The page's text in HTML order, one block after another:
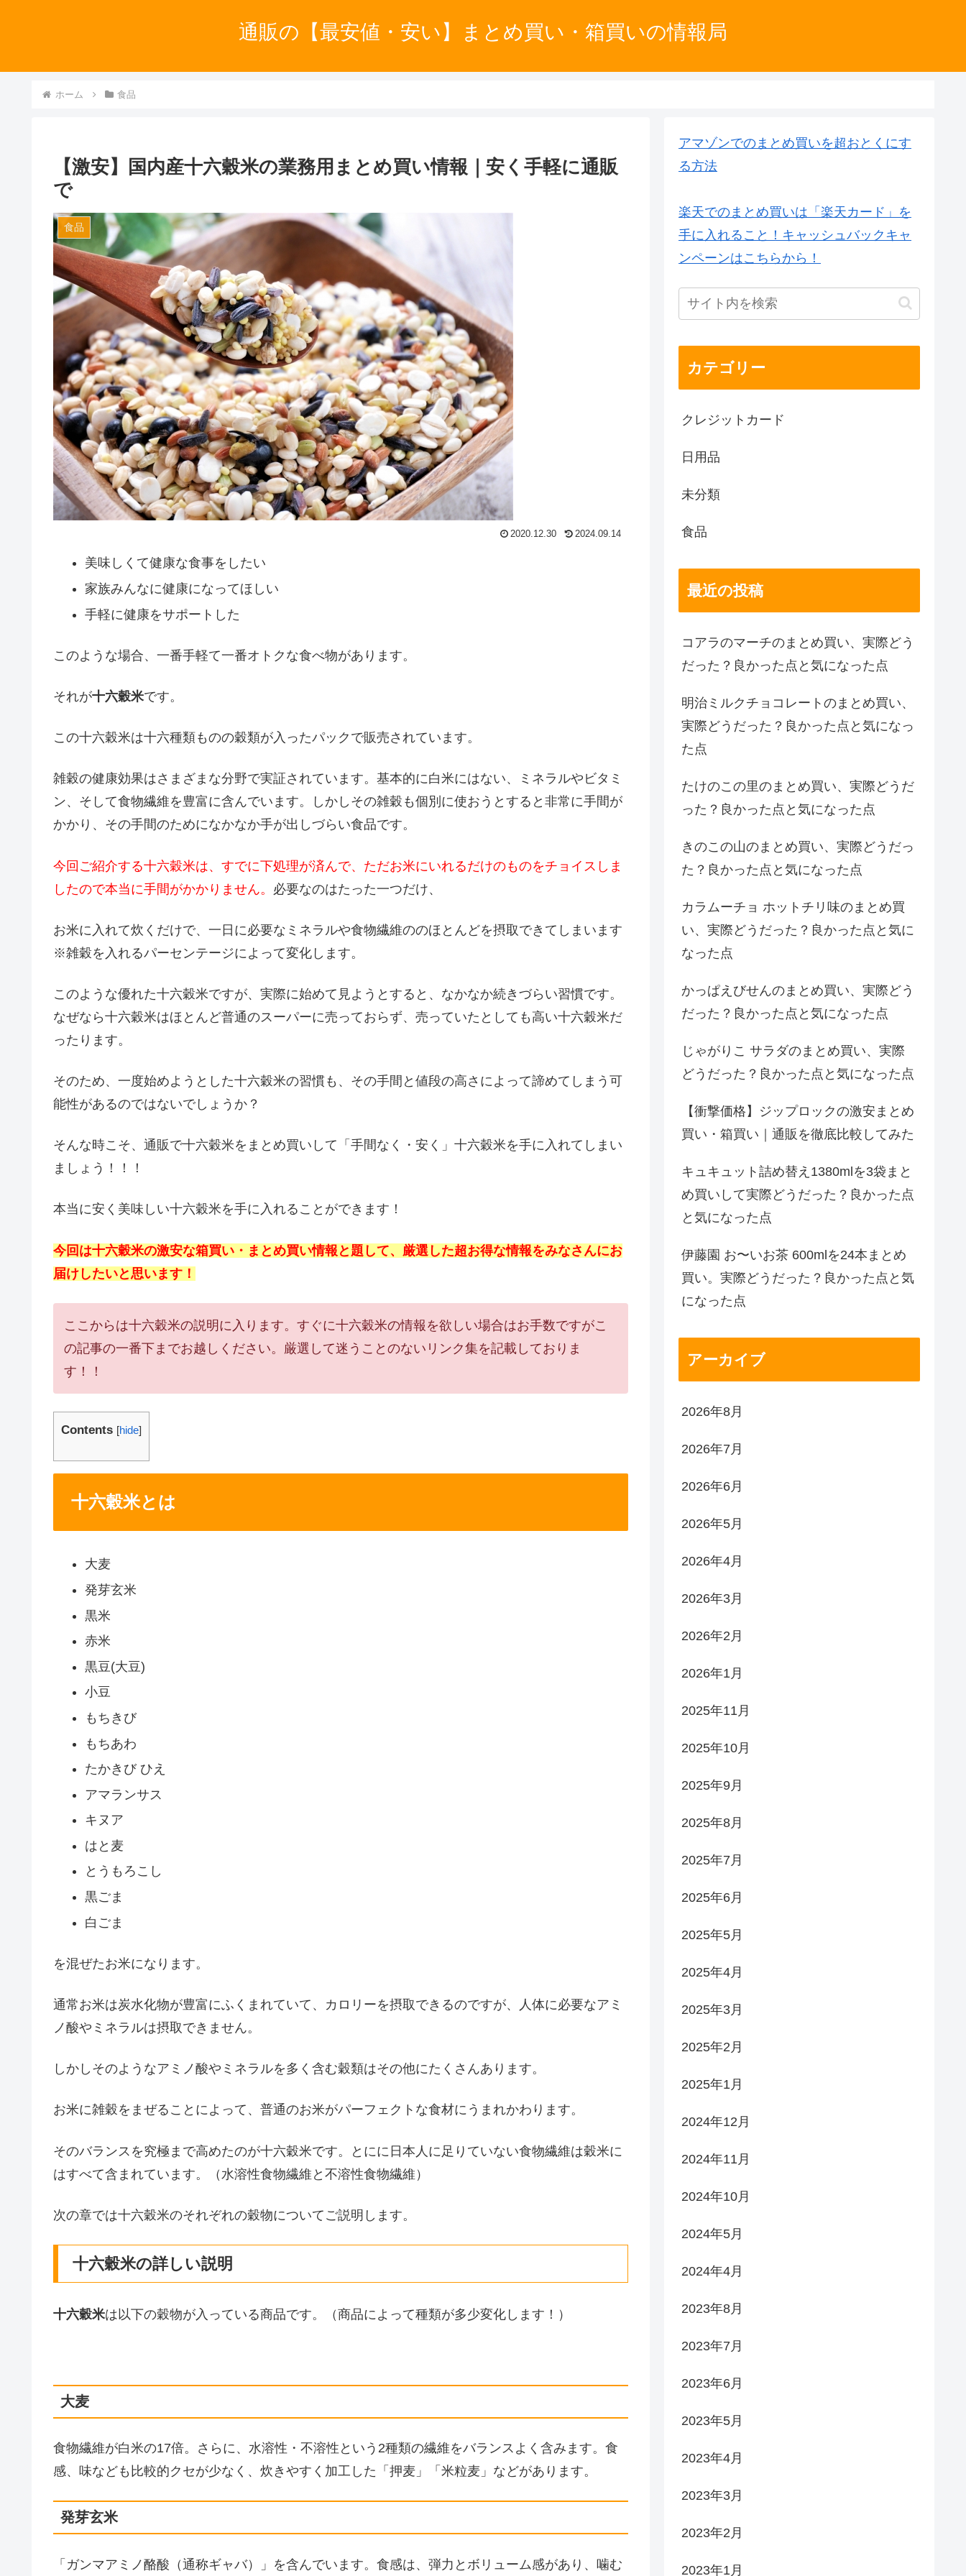
通販の【最安値・安い】まとめ買い・箱買いの情報局
ホーム 食品
【激安】国内産十六穀米の業務用まとめ買い情報｜安く手軽に通販
で
食品
2020.12.30 2024.09.14
美味しくて健康な食事をしたい
家族みんなに健康になってほしい
手軽に健康をサポートした
このような場合、一番手軽て一番オトクな食べ物があります。
それが十六穀米です。
この十六穀米は十六種類ものの穀類が入ったパックで販売されています。
雑穀の健康効果はさまざまな分野で実証されています。基本的に白米にはない、ミネラルやビタミ
ン、そして食物繊維を豊富に含んでいます。しかしその雑穀も個別に使おうとすると非常に手間が
かかり、その手間のためになかなか手が出しづらい食品です。
今回ご紹介する十六穀米は、すでに下処理が済んで、ただお米にいれるだけのものをチョイスしま
したので本当に手間がかかりません。 必要なのはたった一つだけ、
お米に入れて炊くだけで、一日に必要なミネラルや食物繊維ののほとんどを摂取できてしまいます
※雑穀を入れるパーセンテージによって変化します。
このような優れた十六穀米ですが、実際に始めて見ようとすると、なかなか続きづらい習慣です。
なぜなら十六穀米はほとんど普通のスーパーに売っておらず、売っていたとしても高い十六穀米だ
ったります。
そのため、一度始めようとした十六穀米の習慣も、その手間と値段の高さによって諦めてしまう可
能性があるのではないでしょうか？
そんな時こそ、通販で十六穀米をまとめ買いして「手間なく・安く」十六穀米を手に入れてしまい
ましょう！！！
本当に安く美味しい十六穀米を手に入れることができます！
今回は十六穀米の激安な箱買い・まとめ買い情報と題して、厳選した超お得な情報をみなさんにお
届けしたいと思います！
ここからは十六穀米の説明に入ります。すぐに十六穀米の情報を欲しい場合はお手数ですがこ
の記事の一番下までお越しください。厳選して迷うことのないリンク集を記載しておりま
す！！
Contents [hide]
十六穀米とは
大麦
発芽玄米
黒米
赤米
黒豆(大豆)
小豆
もちきび
もちあわ
たかきび ひえ
アマランサス
キヌア
はと麦
とうもろこし
黒ごま
白ごま
を混ぜたお米になります。
通常お米は炭水化物が豊富にふくまれていて、カロリーを摂取できるのですが、人体に必要なアミ
ノ酸やミネラルは摂取できません。
しかしそのようなアミノ酸やミネラルを多く含む穀類はその他にたくさんあります。
お米に雑穀をまぜることによって、普通のお米がパーフェクトな食材にうまれかわります。
そのバランスを究極まで高めたのが十六穀米です。とにに日本人に足りていない食物繊維は穀米に
はすべて含まれています。（水溶性食物繊維と不溶性食物繊維）
次の章では十六穀米のそれぞれの穀物についてご説明します。
十六穀米の詳しい説明
十六穀米は以下の穀物が入っている商品です。（商品によって種類が多少変化します！）
大麦
食物繊維が白米の17倍。さらに、水溶性・不溶性という2種類の繊維をバランスよく含みます。食
感、味なども比較的クセが少なく、炊きやすく加工した「押麦」「米粒麦」などがあります。
発芽玄米
「ガンマアミノ酪酸（通称ギャバ）」を含んでいます。食感は、弾力とボリューム感があり、噛む
アマゾンでのまとめ買いを超おとくにす
る方法
楽天でのまとめ買いは「楽天カード」を
手に入れること！キャッシュバックキャ
ンペーンはこちらから！
カテゴリー
クレジットカード
日用品
未分類
食品
最近の投稿
コアラのマーチのまとめ買い、実際どう
だった？良かった点と気になった点
明治ミルクチョコレートのまとめ買い、
実際どうだった？良かった点と気になっ
た点
たけのこの里のまとめ買い、実際どうだ
った？良かった点と気になった点
きのこの山のまとめ買い、実際どうだっ
た？良かった点と気になった点
カラムーチョ ホットチリ味のまとめ買
い、実際どうだった？良かった点と気に
なった点
かっぱえびせんのまとめ買い、実際どう
だった？良かった点と気になった点
じゃがりこ サラダのまとめ買い、実際
どうだった？良かった点と気になった点
【衝撃価格】ジップロックの激安まとめ
買い・箱買い｜通販を徹底比較してみた
キュキュット詰め替え1380mlを3袋まと
め買いして実際どうだった？良かった点
と気になった点
伊藤園 お〜いお茶 600mlを24本まとめ
買い。実際どうだった？良かった点と気
になった点
アーカイブ
2026年8月
2026年7月
2026年6月
2026年5月
2026年4月
2026年3月
2026年2月
2026年1月
2025年11月
2025年10月
2025年9月
2025年8月
2025年7月
2025年6月
2025年5月
2025年4月
2025年3月
2025年2月
2025年1月
2024年12月
2024年11月
2024年10月
2024年5月
2024年4月
2023年8月
2023年7月
2023年6月
2023年5月
2023年4月
2023年3月
2023年2月
2023年1月